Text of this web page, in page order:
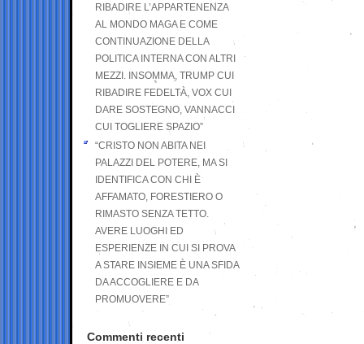
RIBADIRE L’APPARTENENZA
AL MONDO MAGA E COME
CONTINUAZIONE DELLA
POLITICA INTERNA CON ALTRI
MEZZI. INSOMMA, TRUMP CUI
RIBADIRE FEDELTÀ, VOX CUI
DARE SOSTEGNO, VANNACCI
CUI TOGLIERE SPAZIO”
“CRISTO NON ABITA NEI
PALAZZI DEL POTERE, MA SI
IDENTIFICA CON CHI È
AFFAMATO, FORESTIERO O
RIMASTO SENZA TETTO.
AVERE LUOGHI ED
ESPERIENZE IN CUI SI PROVA
A STARE INSIEME È UNA SFIDA
DA ACCOGLIERE E DA
PROMUOVERE”
Commenti recenti